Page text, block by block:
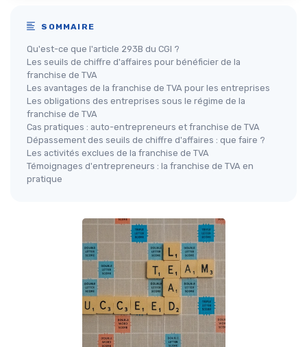
SOMMAIRE
Qu'est-ce que l'article 293B du CGI ?
Les seuils de chiffre d'affaires pour bénéficier de la
franchise de TVA
Les avantages de la franchise de TVA pour les entreprises
Les obligations des entreprises sous le régime de la
franchise de TVA
Cas pratiques : auto-entrepreneurs et franchise de TVA
Dépassement des seuils de chiffre d'affaires : que faire ?
Les activités exclues de la franchise de TVA
Témoignages d'entrepreneurs : la franchise de TVA en
pratique